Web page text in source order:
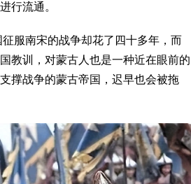
行流通。
服南宋的战争却花了四十多年，而
教训，对蒙古人也是一种近在眼前的
撑战争的蒙古帝国，迟早也会被拖